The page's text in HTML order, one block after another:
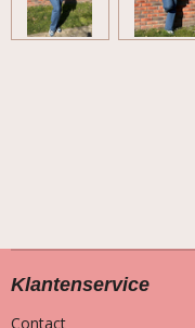
Klantenservice
Contact